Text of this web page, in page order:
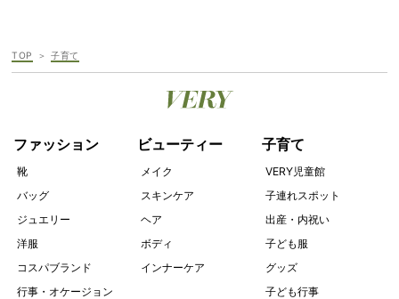
TOP 子育て
ファッション
靴
バッグ
ジュエリー
洋服
コスパブランド
行事・オケージョン
ビューティー
メイク
スキンケア
ヘア
ボディ
インナーケア
子育て
VERY児童館
子連れスポット
出産・内祝い
子ども服
グッズ
子ども行事